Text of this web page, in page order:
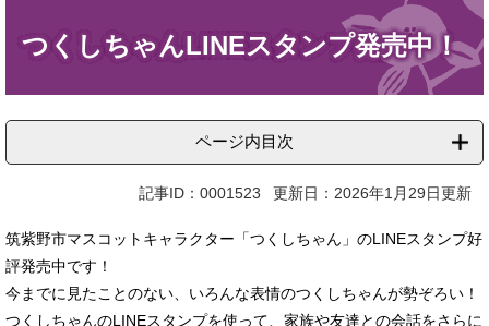
へ
つくしちゃんLINEスタンプ発売中！
ページ内目次
記事ID：0001523 更新日：2026年1月29日更新
筑紫野市マスコットキャラクター「つくしちゃん」のLINEスタンプ好
評発売中です！
今までに見たことのない、いろんな表情のつくしちゃんが勢ぞろい！
つくしちゃんのLINEスタンプを使って、家族や友達との会話をさらに